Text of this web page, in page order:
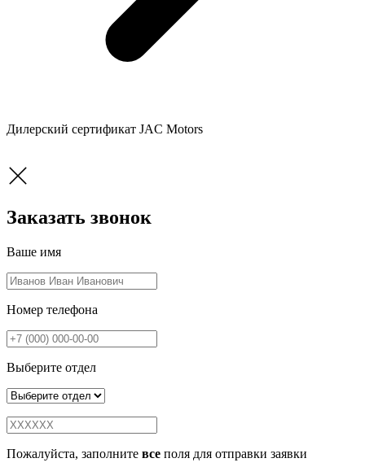
Дилерский сертификат JAC Motors
Заказать звонок
Ваше имя
Номер телефона
Выберите отдел
Пожалуйста, заполните все поля для отправки заявки